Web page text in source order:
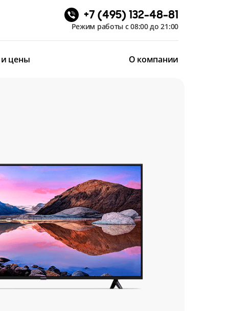
+7 (495) 132-48-81
Режим работы с 08:00 до 21:00
и цены О компании